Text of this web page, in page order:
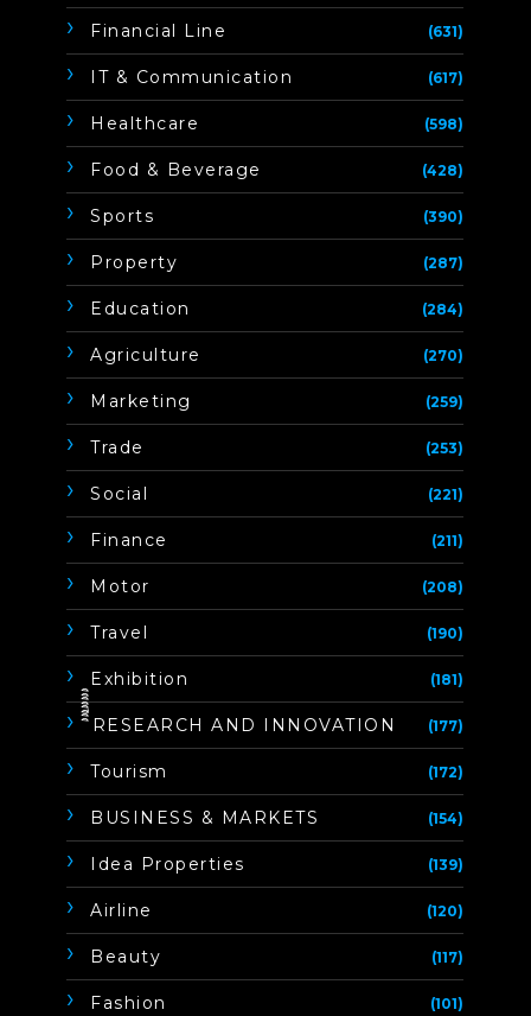
Financial Line (631)
IT & Communication (617)
Healthcare (598)
Food & Beverage (428)
Sports (390)
Property (287)
Education (284)
Agriculture (270)
Marketing (259)
Trade (253)
Social (221)
Finance (211)
Motor (208)
Travel (190)
Exhibition (181)
ิิีิิิิิRESEARCH AND INNOVATION (177)
Tourism (172)
BUSINESS & MARKETS (154)
Idea Properties (139)
Airline (120)
Beauty (117)
Fashion (101)